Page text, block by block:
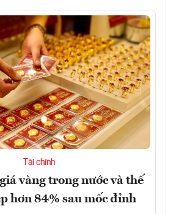
Tài chính
vàng trong nước và thế
hơn 84% sau mốc đỉnh